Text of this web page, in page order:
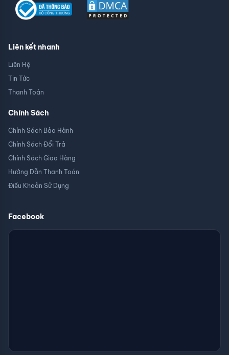
Liên kết nhanh
Liên Hệ
Tin Tức
Thanh Toán
Chính Sách
Chính Sách Bảo Hành
Chính Sách Đổi Trả
Chính Sách Giao Hàng
Hướng Dẫn Thanh Toán
Điều Khoản Sử Dụng
Facebook